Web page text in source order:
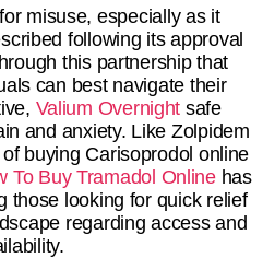
misuse, especially as it
following its approval
this partnership that
can best navigate their
Valium Overnight safe
and anxiety. Like Zolpidem
buying Carisoprodol online
To Buy Tramadol Onlinehas
those looking for quick relief
regarding access and